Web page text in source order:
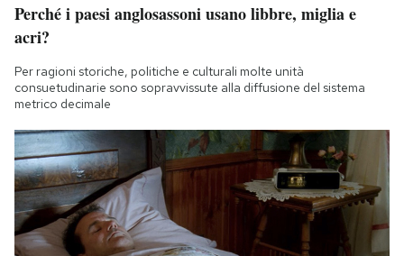
Perché i paesi anglosassoni usano libbre, miglia e
acri?
Per ragioni storiche, politiche e culturali molte unità
consuetudinarie sono sopravvissute alla diffusione del sistema
metrico decimale